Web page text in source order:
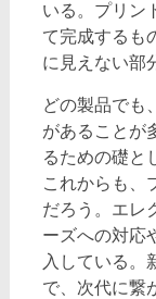
いる。プリン
て完成するも
に見えない部
どの製品でも
があることが
るための礎と
これからも、
だろう。エレ
ーズへの対応
入している。
で、次代に繋